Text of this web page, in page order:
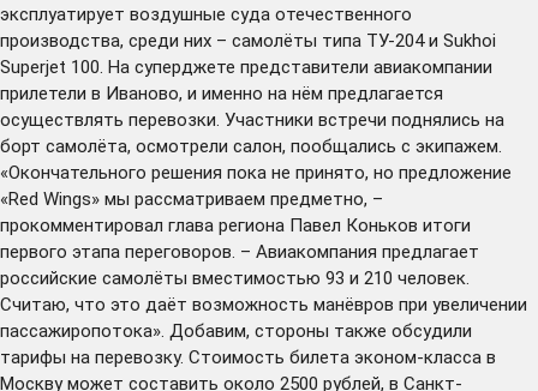
эксплуатирует воздушные суда отечественного
производства, среди них – самолёты типа ТУ-204 и Sukhoi
Superjet 100. На суперджете представители авиакомпании
прилетели в Иваново, и именно на нём предлагается
осуществлять перевозки. Участники встречи поднялись на
борт самолёта, осмотрели салон, пообщались с экипажем.
«Окончательного решения пока не принято, но предложение
«Red Wings» мы рассматриваем предметно, –
прокомментировал глава региона Павел Коньков итоги
первого этапа переговоров. – Авиакомпания предлагает
российские самолёты вместимостью 93 и 210 человек.
Считаю, что это даёт возможность манёвров при увеличении
пассажиропотока». Добавим, стороны также обсудили
тарифы на перевозку. Стоимость билета эконом-класса в
Москву может составить около 2500 рублей, в Санкт-